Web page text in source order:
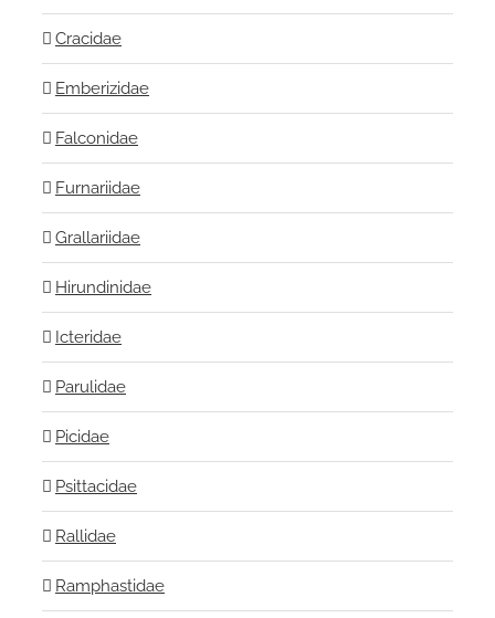
Cracidae
Emberizidae
Falconidae
Furnariidae
Grallariidae
Hirundinidae
Icteridae
Parulidae
Picidae
Psittacidae
Rallidae
Ramphastidae